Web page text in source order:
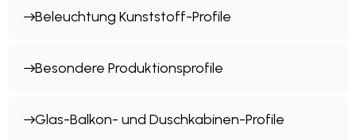
Beleuchtung Kunststoff-Profile
Besondere Produktionsprofile
Glas-Balkon- und Duschkabinen-Profile